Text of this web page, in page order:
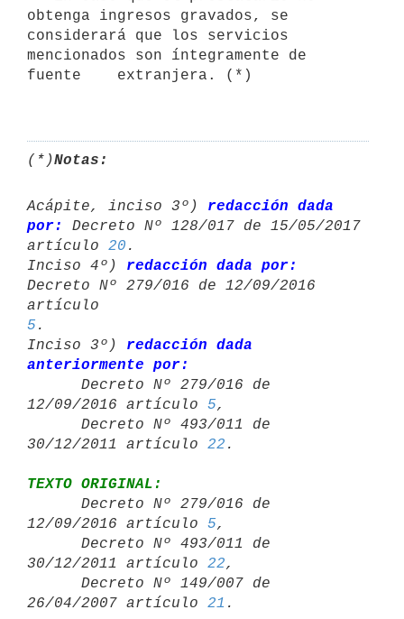
obtenga ingresos gravados, se
considerará que los servicios
mencionados son íntegramente de
fuente    extranjera. (*)
(*)Notas:
Acápite, inciso 3º) redacción dada
por:
Decreto Nº 128/017 de 15/05/2017
artículo 20 .
Inciso 4º) redacción dada por:
Decreto Nº 279/016 de 12/09/2016
artículo
5 .
Inciso 3º) redacción dada
anteriormente por:
12/09/2016 artículo 5,
30/12/2011 artículo 22
TEXTO ORIGINAL:
12/09/2016 artículo 5,
30/12/2011 artículo 22,
26/04/2007 artículo 21